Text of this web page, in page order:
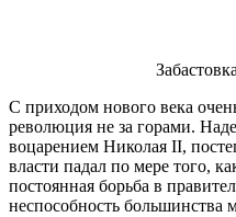
С приходом нового века
революция не за горами.
воцарением Николая II,
власти падал по мере того,
постоянная борьба в
не­способность большинства